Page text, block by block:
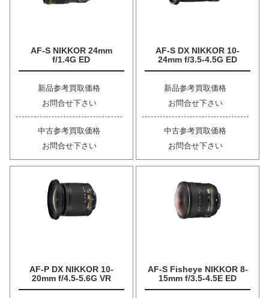
AF-S NIKKOR 24mm
f/1.4G ED
新品参考買取価格
お問合せ下さい
中古参考買取価格
お問合せ下さい
AF-S DX NIKKOR 10-
24mm f/3.5-4.5G ED
新品参考買取価格
お問合せ下さい
中古参考買取価格
お問合せ下さい
AF-P DX NIKKOR 10-
20mm f/4.5-5.6G VR
AF-S Fisheye NIKKOR 8-
15mm f/3.5-4.5E ED